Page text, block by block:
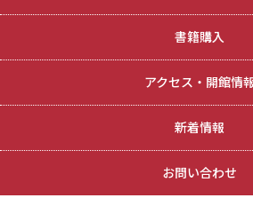
書籍購入
アクセス・開館情
新着情報
お問い合わせ